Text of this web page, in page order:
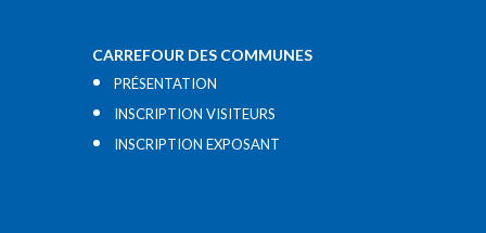
CARREFOUR DES COMMUNES
PRÉSENTATION
INSCRIPTION VISITEURS
INSCRIPTION EXPOSANT